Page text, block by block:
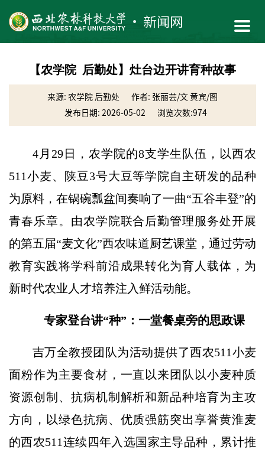
【农学院 后勤处】灶台边开讲育种故事
来源: 农学院 后勤处
作者: 张丽芸/文 黄宾/图
发布日期: 2026-05-02
浏览次数:974
4月29日，农学院的8支学生队伍，以西农
511小麦、陕豆3号大豆等学院自主研发的品种
为原料，在锅碗瓢盆间奏响了一曲“五谷丰登”的
青春乐章。由农学院联合后勤管理服务处开展
的第五届“麦文化”西农味道厨艺课堂，通过劳动
教育实践将学科前沿成果转化为育人载体，为
新时代农业人才培养注入鲜活动能。
专家登台讲“种”：一堂餐桌旁的思政课
吉万全教授团队为活动提供了西农511小麦
面粉作为主要食材，一直以来团队以小麦种质
资源创制、抗病机制解析和新品种培育为主攻
方向，以绿色抗病、优质强筋突出享誉黄淮麦
的西农511连续四年入选国家主导品种，累计推